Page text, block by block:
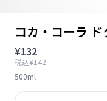
コカ・コーラ
¥132
税込¥142
500ml